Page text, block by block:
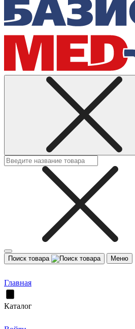
Поиск товара Меню
Главная
Каталог